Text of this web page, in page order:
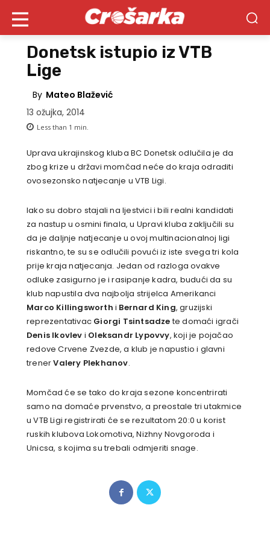
Donetsk istupio iz VTB
Lige
By Mateo Blažević
13 ožujka, 2014
Less than 1 min.
Uprava ukrajinskog kluba BC Donetsk odlučila je da
zbog krize u državi momčad neće do kraja odraditi
ovosezonsko natjecanje u VTB Ligi.
Iako su dobro stajali na ljestvici i bili realni kandidati
za nastup u osmini finala, u Upravi kluba zaključili su
da je daljnje natjecanje u ovoj multinacionalnoj ligi
riskantno, te su se odlučili povući iz iste svega tri kola
prije kraja natjecanja. Jedan od razloga ovakve
odluke zasigurno je i rasipanje kadra, budući da su
klub napustila dva najbolja strijelca Amerikanci
Marco Killingsworth i Bernard King, gruzijski
reprezentativac Giorgi Tsintsadzete domaći igrači
Denis Ikovlev i Oleksandr Lypovvy, koji je pojačao
redove Crvene Zvezde, a klub je napustio i glavni
trenerValery Plekhanov.
Momčad će se tako do kraja sezone koncentrirati
samo na domaće prvenstvo, a preostale tri utakmice
u VTB Ligi registrirati će se rezultatom 20:0 u korist
ruskih klubova Lokomotiva, Nizhny Novgoroda i
Unicsa, s kojima su trebali odmjeriti snage.